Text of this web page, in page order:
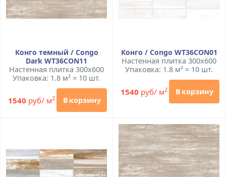
Конго темный / Congo
Dark WT36CON11
Настенная плитка 300x600
Упаковка: 1.8 м² = 10 шт.
1540 руб/ м2 В корзину
Конго / Congo WT36CON01
Настенная плитка 300x600
Упаковка: 1.8 м² = 10 шт.
1540 руб/ м2 В корзину